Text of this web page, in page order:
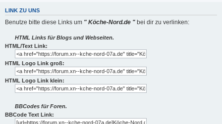
LINK ZU UNS
Benutze bitte diese Links um " Köche-Nord.de " bei dir zu verlinken:
HTML Links für Blogs und Webseiten.
HTML/Text Link:
HTML Logo Link groß:
HTML Logo Link klein:
BBCodes für Foren.
BBCode Text Link: